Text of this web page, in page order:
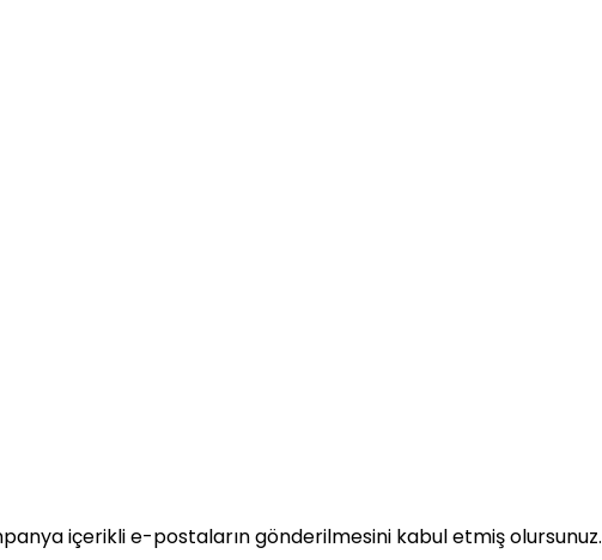
içerikli e-postaların gönderilmesini kabul etmiş olursunuz.